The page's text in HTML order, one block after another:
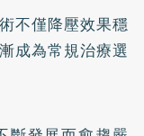
不僅降壓效果穩
成為常規治療選